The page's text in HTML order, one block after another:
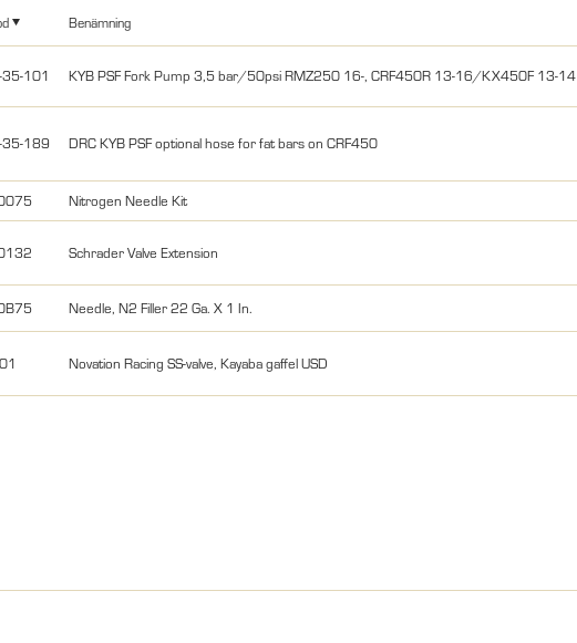
Benämning
35-101 KYB PSF Fork Pump 3,5 bar/50psi RMZ250 16-, CRF450R 13-16/KX450F 13-14
35-189 DRC KYB PSF optional hose for fat bars on CRF450
Nitrogen Needle Kit
Schrader Valve Extension
Needle, N2 Filler 22 Ga. X 1 In.
Novation Racing SS-valve, Kayaba gaffel USD